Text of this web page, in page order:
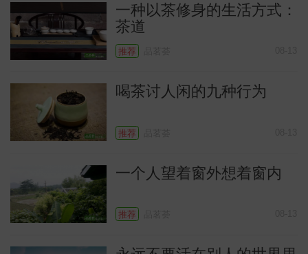
识
一种以茶修身的生活方式：
茶道
推荐
喝茶讨人闲的九种行为
推荐
一个人望着窗外想着窗内
推荐